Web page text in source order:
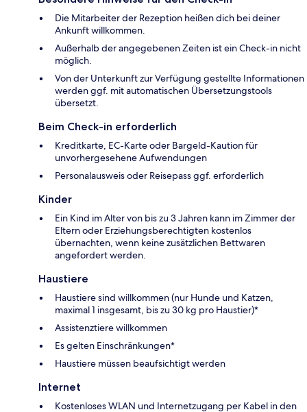
Die Mitarbeiter der Rezeption heißen dich bei deiner
Ankunft willkommen.
Außerhalb der angegebenen Zeiten ist ein Check-in nicht
möglich.
Von der Unterkunft zur Verfügung gestellte Informationen
werden ggf. mit automatischen Übersetzungstools
übersetzt.
Beim Check-in erforderlich
Kreditkarte, EC-Karte oder Bargeld-Kaution für
unvorhergesehene Aufwendungen
Personalausweis oder Reisepass ggf. erforderlich
Kinder
Ein Kind im Alter von bis zu 3 Jahren kann im Zimmer der
Eltern oder Erziehungsberechtigten kostenlos
übernachten, wenn keine zusätzlichen Bettwaren
angefordert werden.
Haustiere
Haustiere sind willkommen (nur Hunde und Katzen,
maximal 1 insgesamt, bis zu 30 kg pro Haustier)*
Assistenztiere willkommen
Es gelten Einschränkungen*
Haustiere müssen beaufsichtigt werden
Internet
Kostenloses WLAN und Internetzugang per Kabel in den